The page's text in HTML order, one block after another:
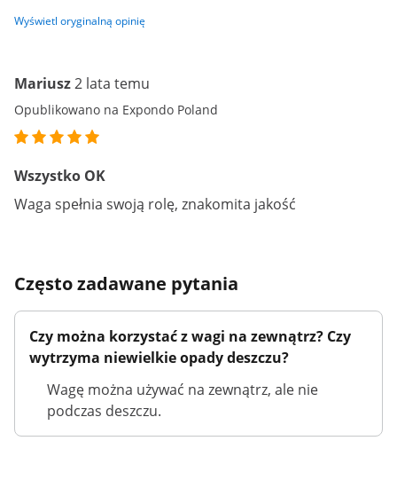
Wyświetl oryginalną opinię
Mariusz2 lata temu
Opublikowano na Expondo Poland
Wszystko OK
Waga spełnia swoją rolę, znakomita jakość
Często zadawane pytania
Czy można korzystać z wagi na zewnątrz? Czy
wytrzyma niewielkie opady deszczu?
Wagę można używać na zewnątrz, ale nie
podczas deszczu.